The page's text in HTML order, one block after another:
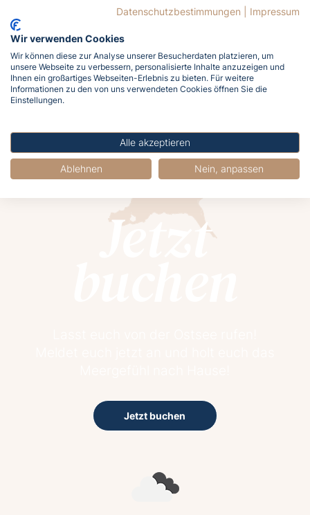
2 3 4 5 6 7 8
Anfang Ende
Jetzt
Jetzt buchen
Datenschutzbestimmungen Impressum
Wir verwenden Cookies
Wir können diese zur Analyse unserer Besucherdaten platzieren, um
unsere Webseite zu verbessern, personalisierte Inhalte anzuzeigen und
Ihnen ein großartiges Webseiten-Erlebnis zu bieten. Für weitere
Informationen zu den von uns verwendeten Cookies öffnen Sie die
Einstellungen.
Alle akzeptieren
Ablehnen Nein, anpassen